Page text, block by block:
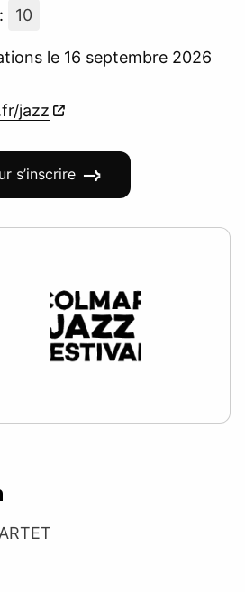
10
le 16 septembre 2026
jazz
s’inscrire